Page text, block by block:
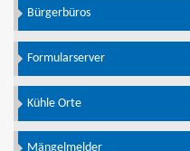
Bürgerbüros
Formularserver
Kühle Orte
Mängelmelder